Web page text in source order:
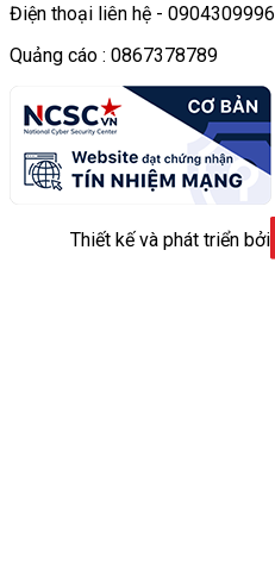
Điện thoại liên hệ - 0904309996
Quảng cáo : 0867378789
Thiết kế và phát triển bởi